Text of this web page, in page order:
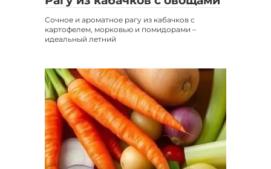
Сочное и ароматное рагу из кабачков с
картофелем, морковью и помидорами –
идеальный летний